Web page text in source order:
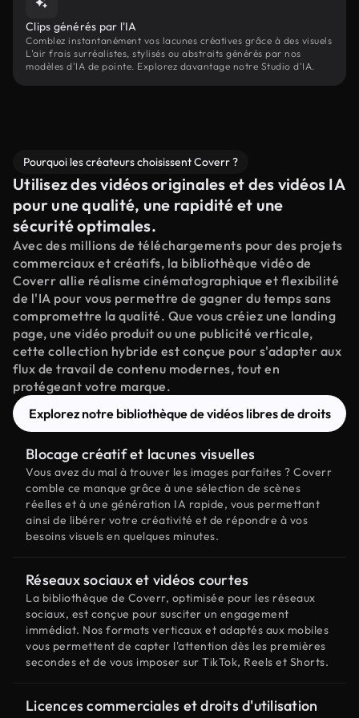
Clips générés par l'IA
Comblez instantanément vos lacunes créatives grâce à des visuels
L’air frais surréalistes, stylisés ou abstraits générés par nos
modèles d'IA de pointe. Explorez davantage notre Studio d'IA.
Pourquoi les créateurs choisissent Coverr ?
Utilisez des vidéos originales et des vidéos IA
pour une qualité, une rapidité et une
sécurité optimales.
Avec des millions de téléchargements pour des projets
commerciaux et créatifs, la bibliothèque vidéo de
Coverr allie réalisme cinématographique et flexibilité
de l'IA pour vous permettre de gagner du temps sans
compromettre la qualité. Que vous créiez une landing
page, une vidéo produit ou une publicité verticale,
cette collection hybride est conçue pour s'adapter aux
flux de travail de contenu modernes, tout en
protégeant votre marque.
Explorez notre bibliothèque de vidéos libres de droits
Blocage créatif et lacunes visuelles
Vous avez du mal à trouver les images parfaites ? Coverr
comble ce manque grâce à une sélection de scènes
réelles et à une génération IA rapide, vous permettant
ainsi de libérer votre créativité et de répondre à vos
besoins visuels en quelques minutes.
Réseaux sociaux et vidéos courtes
La bibliothèque de Coverr, optimisée pour les réseaux
sociaux, est conçue pour susciter un engagement
immédiat. Nos formats verticaux et adaptés aux mobiles
vous permettent de capter l'attention dès les premières
secondes et de vous imposer sur TikTok, Reels et Shorts.
Licences commerciales et droits d'utilisation